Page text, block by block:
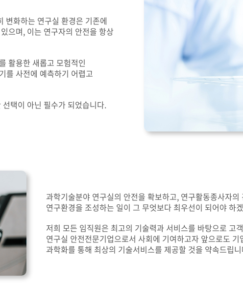
변화하는 연구실 환경은 기존에
으며, 이는 연구자의 안전을 항상
활용한 새롭고 모험적인
를 사전에 예측하기 어렵고
택이 아닌 필수가 되었습니다.
과학기술분야 연구실의 안전을 확보하고, 연구활동종사자
연구환경을 조성하는 일이 그 무엇보다 최우선이 되어야 하
저희 모든 임직원은 최고의 기술력과 서비스를 바탕으로 고
연구실 안전전문기업으로서 사회에 기여하고자 앞으로도
과학화를 통해 최상의 기술서비스를 제공할 것을 약속드립